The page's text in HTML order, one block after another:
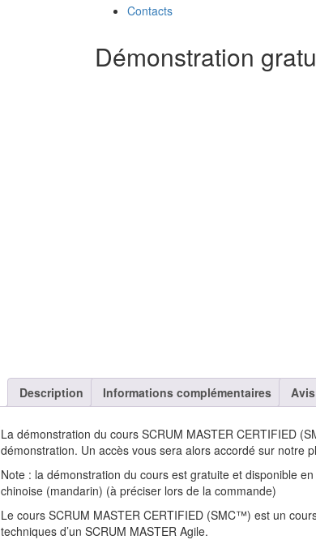
Contacts
Démonstration
Description Informations complémentaires
La démonstration du cours SCRUM MASTER CERTIFIED
démonstration. Un accès vous sera alors accordé sur notre
Note : la démonstration du cours est gratuite et disponible
chinoise (mandarin) (à préciser lors de la commande)
Le cours SCRUM MASTER CERTIFIED (SMC™) est un
techniques d’un SCRUM MASTER Agile.